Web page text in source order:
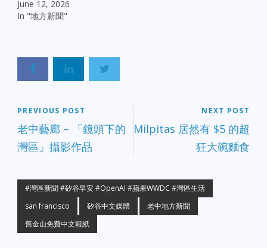
認罪」。 聖荷西家暴殺嬰
案宣判： 聖荷西一名父親
桑尼維爾家庭命案： 南灣
Sunnyvale 一家公寓內發
將涉嫌行兇的孩子父親逮
捕。 【城市動態與職場荷
包】 Meta 宣布在灣區進
行新一輪裁員： 科技打工
計劃，預計將進一步削減
灣區（Menlo Park 等地）
的多個工作崗位。 奧克蘭
警察局迎來 17 名新血：
為了應對嚴峻的治安挑
要： 【突發社會與治安事
件】 聖荷西暴力刺傷案：
查動機。 Sunnyvale 槍擊
慘案：森尼維爾發生一起
逮捕。 奧克蘭惡性撞人案
起訴：奧克蘭日前發生一
起「好心人」下車協助卻
慘遭撞死的案件，肇事司
火：崔西（Tracy）一處大
型醫療倉庫發生猛烈火
災，由於起火原因複雜，
聯邦酒精、菸草、火器及
爆炸物管理局（ATF）已
June 12, 2026
In "地方新聞"
PREVIOUS POST
老中藝廊 – 「鏡頭下的
灣區」攝影作品
NEXT POST
Milpitas 居然有 $5 的超
狂大碗麵食
#灣區新聞 #矽谷早安 #OpenAI #蘋果WWDC #灣區生活
san francisco
矽谷中文媒體
老中地方新聞
舊金山免費中文報紙